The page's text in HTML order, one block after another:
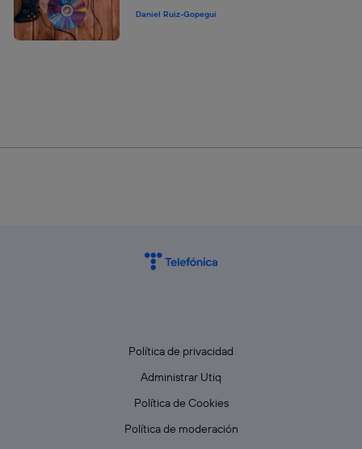
Daniel Ruiz-Gopegui
Política de privacidad
Administrar Utiq
Política de Cookies
Política de moderación